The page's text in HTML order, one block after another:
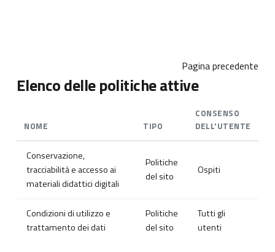
Pagina precedente
Elenco delle politiche attive
NOME TIPO
CONSENSO
DELL'UTENTE
Conservazione,
tracciabilità e accesso ai
materiali didattici digitali
Politiche
del sito
Ospiti
Condizioni di utilizzo e
trattamento dei dati
Politiche
del sito
Tutti gli
utenti